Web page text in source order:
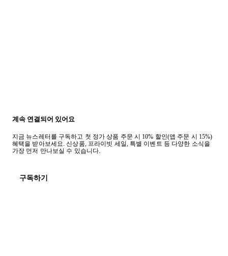
계속 연결되어 있어요
지금 뉴스레터를 구독하고 첫 정가 상품 주문 시 10% 할인(앱 주문 시 15%)
혜택을 받아보세요. 신상품, 프라이빗 세일, 특별 이벤트 등 다양한 소식을
가장 먼저 만나보실 수 있습니다.
구독하기